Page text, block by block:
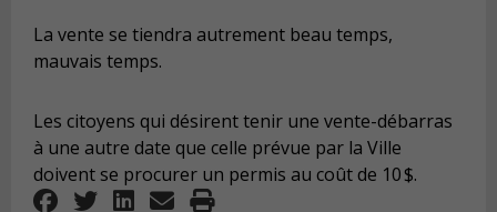
La vente se tiendra autrement beau temps,
mauvais temps.
Les citoyens qui désirent tenir une vente-débarras
à une autre date que celle prévue par la Ville
doivent se procurer un permis au coût de 10 $.